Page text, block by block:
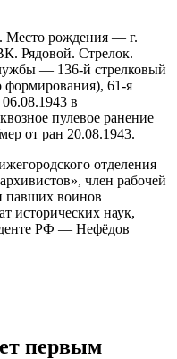
Место рождения — г.
Рядовой. Стрелок.
— 136-й стрелковый
формирования), 61-я
в
пулевое ранение
от ран 20.08.1943.
отделения
член рабочей
павших воинов
исторических наук,
РФ — Нефёдов
первым